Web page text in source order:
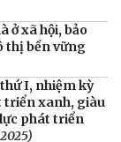
ở xã hội, bảo
thị bền vững
I, nhiệm kỳ
triển xanh, giàu
phát triển